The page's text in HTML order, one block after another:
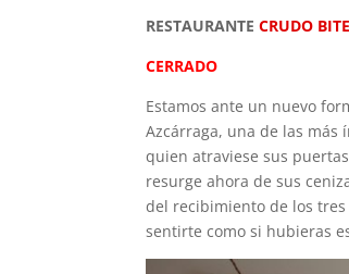
RESTAURANTECRUDO
CERRADO
Estamos ante un nuevo
Azcárraga, una de las
quien atraviese sus
resurge ahora de sus
del recibimiento de los
sentirte como si hubieras